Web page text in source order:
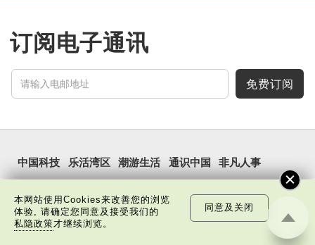
订阅电子通讯
免费订阅
中国科技 乐活湾区 潮游生活 通识中国 非凡人事
每周主题 最新影片 最新活动
本网站使用Cookies来改善您的浏览
体验, 请确定您同意及接受我们的
私隐政策才继续浏览。
同意及关闭